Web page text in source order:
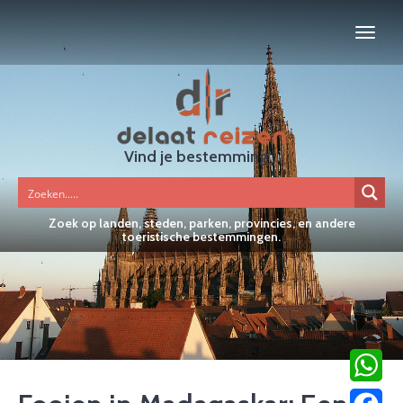
Vind je bestemming...
Zoek op landen, steden, parken, provincies, en andere
toeristische bestemmingen.